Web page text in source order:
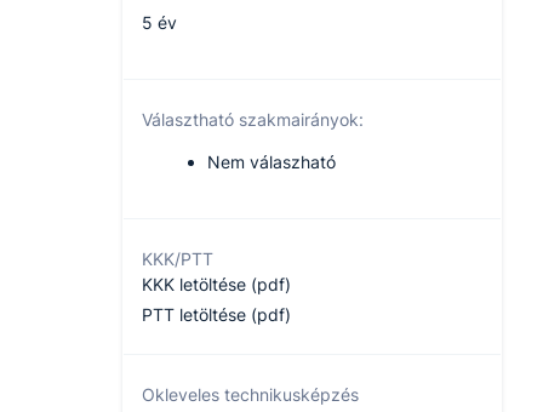
5 év
Választható szakmairányok:
Nem válaszható
KKK/PTT
KKK letöltése (pdf)
PTT letöltése (pdf)
Okleveles technikusképzés